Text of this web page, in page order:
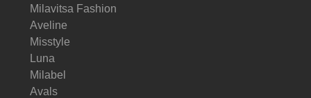
Milavitsa Fashion
Aveline
Misstyle
Luna
Milabel
Avals